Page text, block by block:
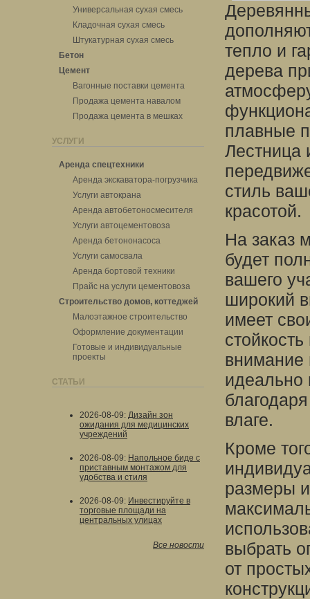
Универсальная сухая смесь
Кладочная сухая смесь
Штукатурная сухая смесь
Бетон
Цемент
Вагонные поставки цемента
Продажа цемента навалом
Продажа цемента в мешках
УСЛУГИ
Аренда спецтехники
Аренда экскаватора-погрузчика
Услуги автокрана
Аренда автобетоносмесителя
Услуги автоцементовоза
Аренда бетононасоса
Услуги самосвала
Аренда бортовой техники
Прайс на услуги цементовоза
Строительство домов, коттеджей
Малоэтажное строительство
Оформление документации
Готовые и индивидуальные
проекты
СТАТЬИ
2026-08-09: Дизайн зон
ожидания для медицинских
учреждений
2026-08-09: Напольное биде с
приставным монтажом для
удобства и стиля
2026-08-09: Инвестируйте в
торговые площади на
центральных улицах
Все новости
тепло и
дерева
плавные
Лестница
стиль
красотой.
На заказ
будет
вашего
широкий
имеет
внимание
идеально
влаге.
Кроме
размеры
выбрать
от